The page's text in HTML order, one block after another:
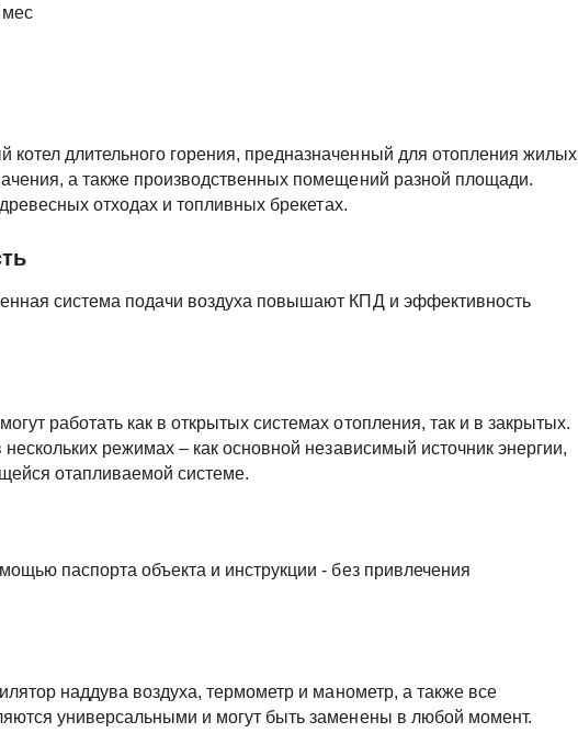
мес
котел длительного горения, предназначенный для отопления жилых
а также производственных помещений разной площади.
отходах и топливных брекетах.
система подачи воздуха повышают КПД и эффективность
работать как в открытых системах отопления, так и в закрытых.
режимах – как основной независимый источник энергии,
отапливаемой системе.
паспорта объекта и инструкции - без привлечения
наддува воздуха, термометр и манометр, а также все
универсальными и могут быть заменены в любой момент.